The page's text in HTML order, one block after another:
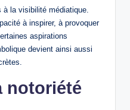
la visibilité médiatique.
à inspirer, à provoquer
aspirations
devient ainsi aussi
notoriété